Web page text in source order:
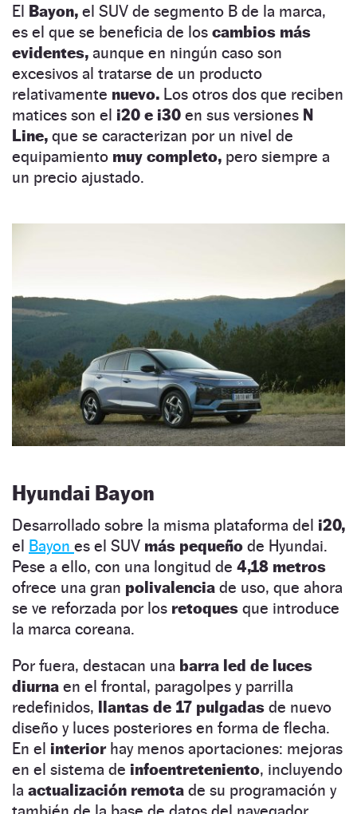
El Bayon, el SUV de segmento B de la marca,
es el que se beneficia de los cambios más
evidentes, aunque en ningún caso son
excesivos al tratarse de un producto
relativamente nuevo. Los otros dos que reciben
matices son el i20 e i30 en sus versiones N
Line, que se caracterizan por un nivel de
equipamiento muy completo, pero siempre a
un precio ajustado.
Hyundai Bayon
Desarrollado sobre la misma plataforma del i20,
el Bayon es el SUV más pequeño de Hyundai.
Pese a ello, con una longitud de 4,18 metros
ofrece una gran polivalencia de uso, que ahora
se ve reforzada por los retoques que introduce
la marca coreana.
Por fuera, destacan una barra led de luces
diurna en el frontal, paragolpes y parrilla
redefinidos, llantas de 17 pulgadas de nuevo
diseño y luces posteriores en forma de flecha.
En el interiorhay menos aportaciones: mejoras
en el sistema de infoentreteniento, incluyendo
la actualización remota de su programación y